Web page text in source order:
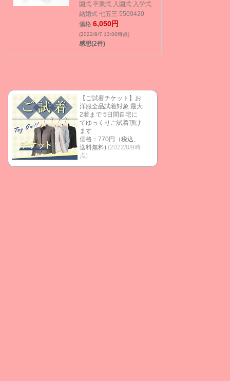
園式 卒業式 入園式 入学式
結婚式 七五三 5509420
価格:6,050円
(2022/8/7 13:00時点)
感想(2件)
【ご試着チケット】お
洋服全品試着対象 最大
2着まで 5日間自宅に
てゆっくりご試着頂け
ます
価格：770円（税込、
送料無料) (2022/8/9時
点)